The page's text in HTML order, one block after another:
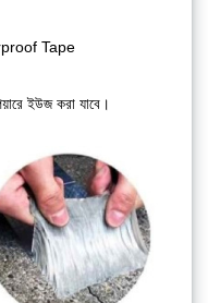
Tape
ইউজ করা যাবে।